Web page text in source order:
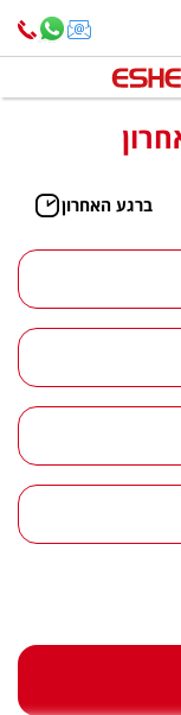
ברגע האחרון